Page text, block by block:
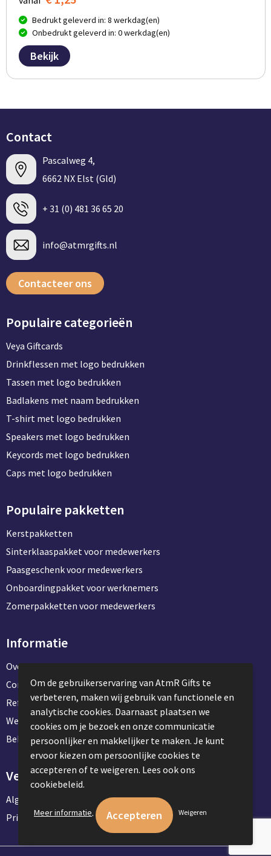
Bedrukt geleverd in: 8 werkdag(en)
Onbedrukt geleverd in: 0 werkdag(en)
Bekijk
Contact
Pascalweg 4,
6662 NX Elst (Gld)
+ 31 (0) 481 36 65 20
info@atmrgifts.nl
Contacteer ons
Populaire categorieën
Veya Giftcards
Drinkflessen met logo bedrukken
Tassen met logo bedrukken
Badlakens met naam bedrukken
T-shirt met logo bedrukken
Speakers met logo bedrukken
Keycords met logo bedrukken
Caps met logo bedrukken
Populaire pakketten
Kerstpakketten
Sinterklaaspakket voor medewerkers
Paasgeschenk voor medewerkers
Onboardingpakket voor werknemers
Zomerpakketten voor medewerkers
Informatie
Over ons
Contact en klantenservice
Referentie projecten
Werken & stage bij AtmR Gifts
Bekijk kantoorbenodigdheden
Veilig winkelen
Algemene voorwaarden
Privacyverklaring
Om de gebruikerservaring van AtmR Gifts te
verbeteren, maken wij gebruik van functionele en
analytische cookies. Daarnaast plaatsen we
cookies om je bezoek en onze communicatie
persoonlijker en makkelijker te maken. Je kunt
ervoor kiezen om persoonlijke cookies te
accepteren of te weigeren. Lees ook ons
cookiebeleid.
Meer informatie. Weigeren